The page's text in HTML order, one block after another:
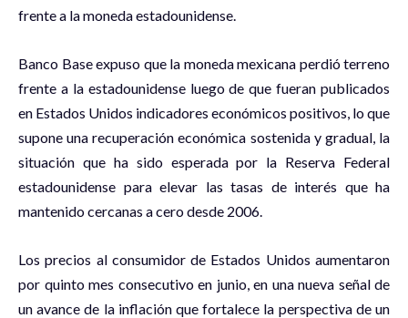
frente a la moneda estadounidense.
Banco Base expuso que la moneda mexicana perdió terreno
frente a la estadounidense luego de que fueran publicados
en Estados Unidos indicadores económicos positivos, lo que
supone una recuperación económica sostenida y gradual, la
situación que ha sido esperada por la Reserva Federal
estadounidense para elevar las tasas de interés que ha
mantenido cercanas a cero desde 2006.
Los precios al consumidor de Estados Unidos aumentaron
por quinto mes consecutivo en junio, en una nueva señal de
un avance de la inflación que fortalece la perspectiva de un